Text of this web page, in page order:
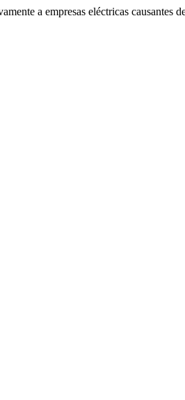
a empresas eléctricas causantes